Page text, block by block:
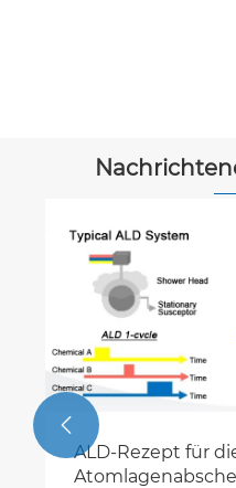
ALD-Rezept für
